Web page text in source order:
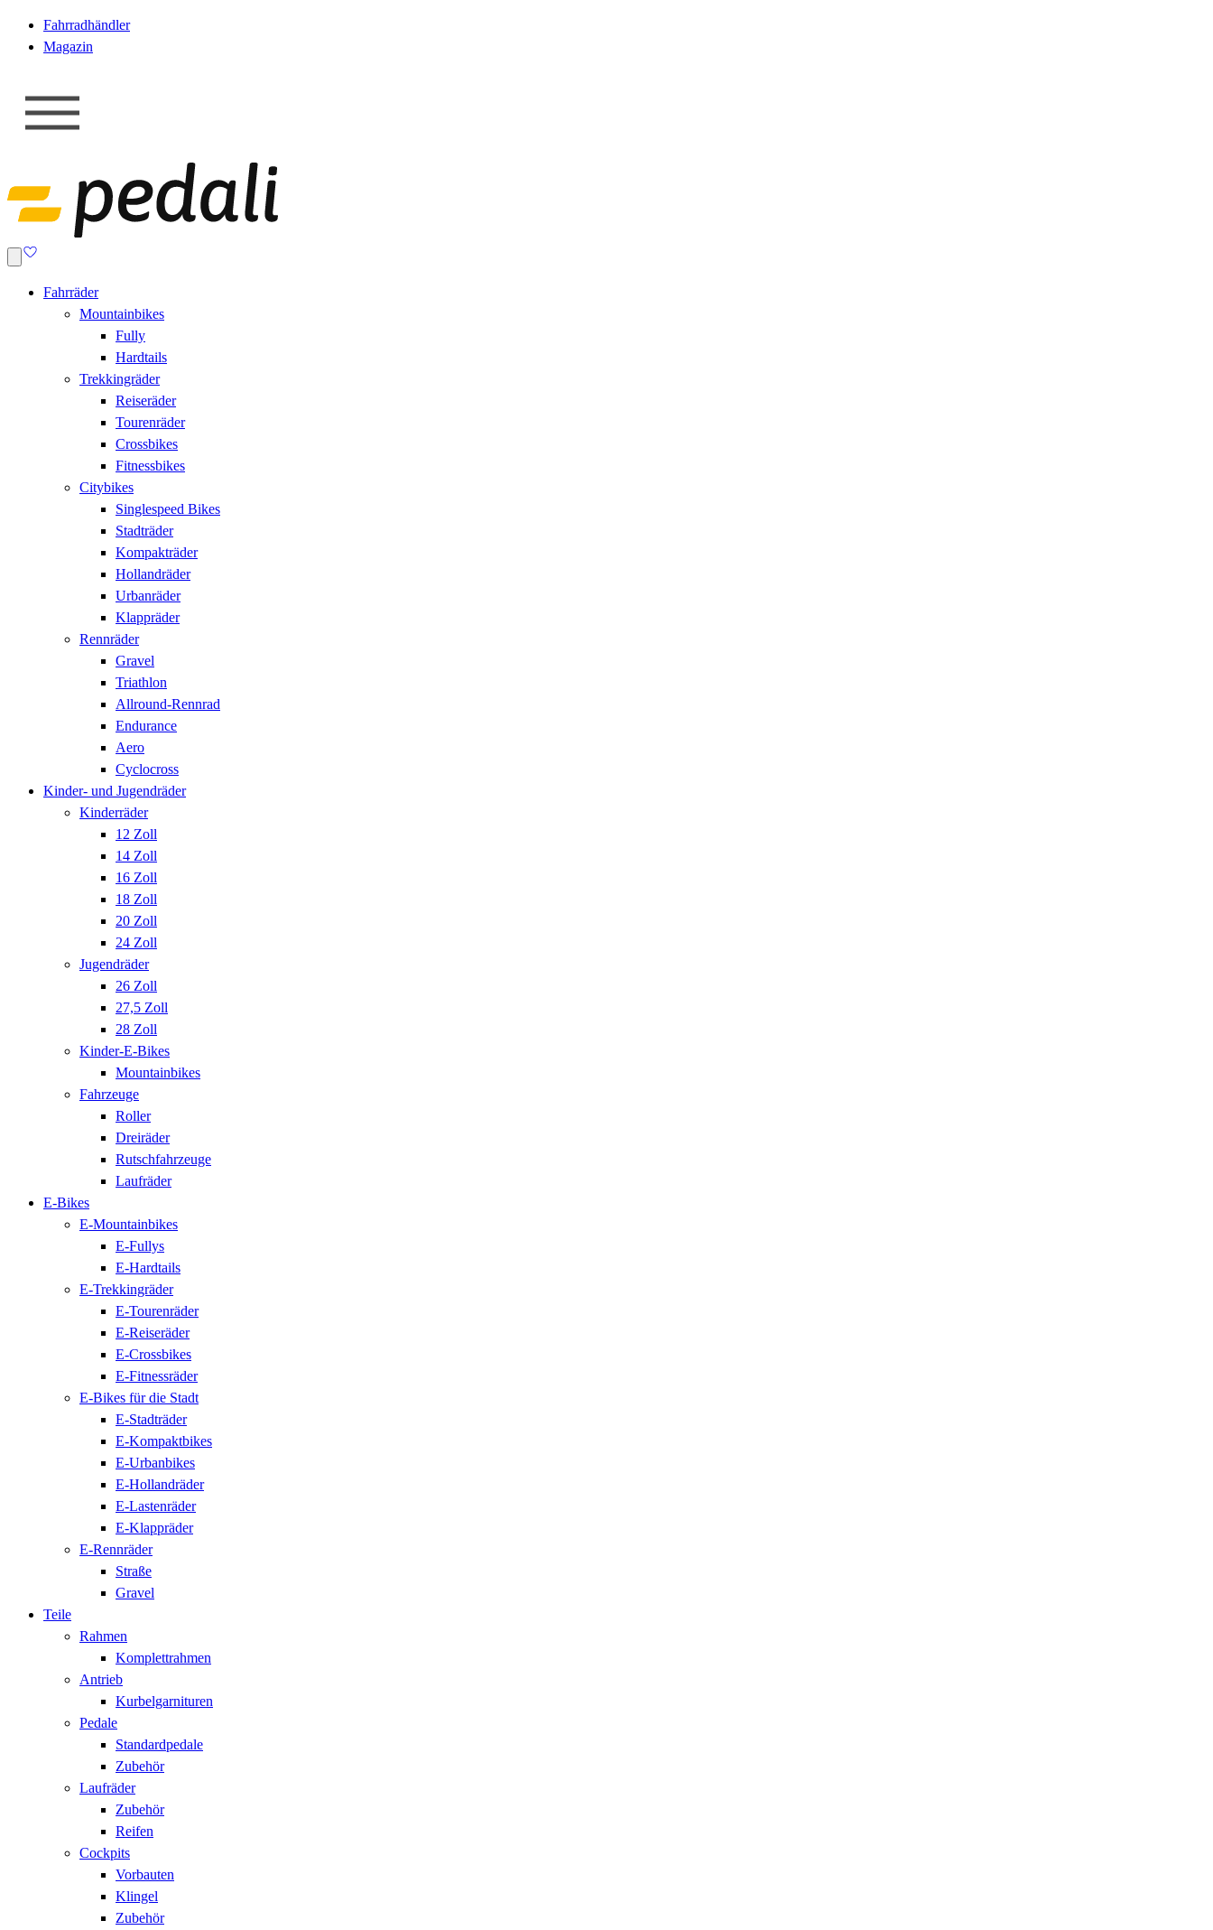
Fahrradhändler
Magazin
Fahrräder
Mountainbikes
Fully
Hardtails
Trekkingräder
Reiseräder
Tourenräder
Crossbikes
Fitnessbikes
Citybikes
Singlespeed Bikes
Stadträder
Kompakträder
Hollandräder
Urbanräder
Klappräder
Rennräder
Gravel
Triathlon
Allround-Rennrad
Endurance
Aero
Cyclocross
Kinder- und Jugendräder
Kinderräder
12 Zoll
14 Zoll
16 Zoll
18 Zoll
20 Zoll
24 Zoll
Jugendräder
26 Zoll
27,5 Zoll
28 Zoll
Kinder-E-Bikes
Mountainbikes
Fahrzeuge
Roller
Dreiräder
Rutschfahrzeuge
Laufräder
E-Bikes
E-Mountainbikes
E-Fullys
E-Hardtails
E-Trekkingräder
E-Tourenräder
E-Reiseräder
E-Crossbikes
E-Fitnessräder
E-Bikes für die Stadt
E-Stadträder
E-Kompaktbikes
E-Urbanbikes
E-Hollandräder
E-Lastenräder
E-Klappräder
E-Rennräder
Straße
Gravel
Teile
Rahmen
Komplettrahmen
Antrieb
Kurbelgarnituren
Pedale
Standardpedale
Zubehör
Laufräder
Zubehör
Reifen
Cockpits
Vorbauten
Klingel
Zubehör